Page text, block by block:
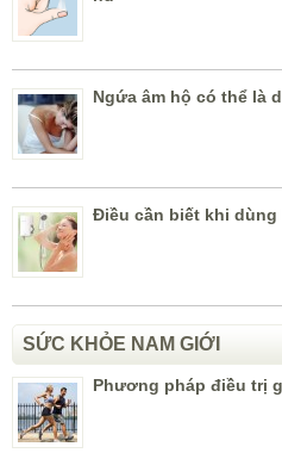
Ngứa âm hộ có thể là
Điều cần biết khi
SỨC KHỎE NAM GIỚI
Phương pháp điều trị